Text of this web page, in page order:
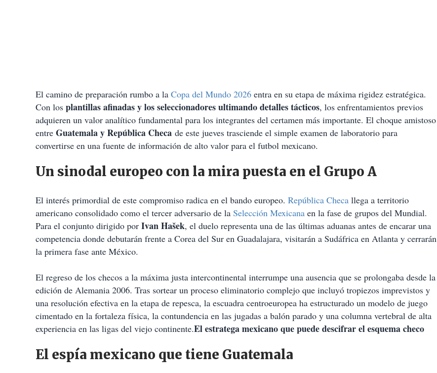
El camino de preparación rumbo a la Copa del Mundo 2026 entra en su etapa de máxima rigidez estratégica.
Con los plantillas afinadas y los seleccionadores ultimando detalles tácticos, los enfrentamientos previos
adquieren un valor analítico fundamental para los integrantes del certamen más importante. El choque amistoso
entre Guatemala y República Checa de este jueves trasciende el simple examen de laboratorio para
convertirse en una fuente de información de alto valor para el futbol mexicano.
Un sinodal europeo con la mira puesta en el Grupo A
El interés primordial de este compromiso radica en el bando europeo. República Checa llega a territorio
americano consolidado como el tercer adversario de la Selección Mexicana en la fase de grupos del Mundial.
Para el conjunto dirigido por Ivan Hašek, el duelo representa una de las últimas aduanas antes de encarar una
competencia donde debutarán frente a Corea del Sur en Guadalajara, visitarán a Sudáfrica en Atlanta y cerrarán
la primera fase ante México.
El regreso de los checos a la máxima justa intercontinental interrumpe una ausencia que se prolongaba desde la
edición de Alemania 2006. Tras sortear un proceso eliminatorio complejo que incluyó tropiezos imprevistos y
una resolución efectiva en la etapa de repesca, la escuadra centroeuropea ha estructurado un modelo de juego
cimentado en la fortaleza física, la contundencia en las jugadas a balón parado y una columna vertebral de alta
experiencia en las ligas del viejo continente.El estratega mexicano que puede descifrar el esquema checo
El espía mexicano que tiene Guatemala